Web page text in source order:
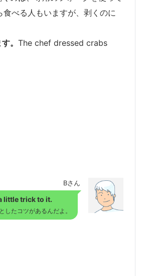
べる人もいますが、剥くのに
。 The chef dressed crabs
Bさん
little trick to it.
したコツがあるんだよ。